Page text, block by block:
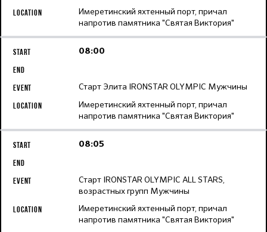
Имеретинский яхтенный порт, причал
напротив памятника "Святая Виктория"
08:00
Старт Элита IRONSTAR OLYMPIC Мужчины
Имеретинский яхтенный порт, причал
напротив памятника "Святая Виктория"
08:05
Старт IRONSTAR OLYMPIC ALL STARS,
возрастных групп Мужчины
Имеретинский яхтенный порт, причал
напротив памятника "Святая Виктория"